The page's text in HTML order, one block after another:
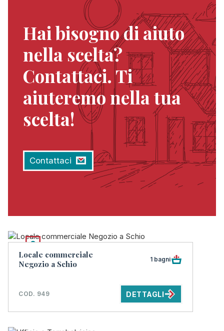
Hai bisogno di aiuto
nella scelta?
Contattaci. Ti
aiuteremo nella tua
scelta!
Contattaci
Locale commerciale
Negozio a Schio
1 bagni
COD. 949 DETTAGLI